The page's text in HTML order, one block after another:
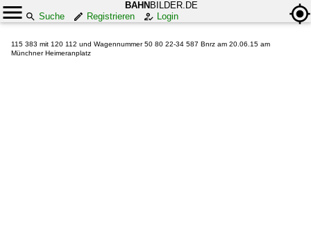
BAHN BILDER.DE
Suche
Registrieren Login
115 383 mit 120 112 und Wagennummer 50 80 22-34 587 Bnrz am 20.06.15 am
Münchner Heimeranplatz